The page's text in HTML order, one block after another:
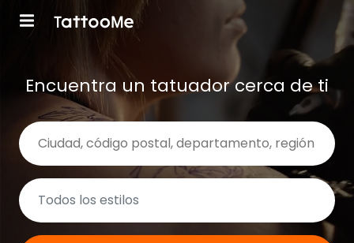
Encuentra un tatuador cerca de ti